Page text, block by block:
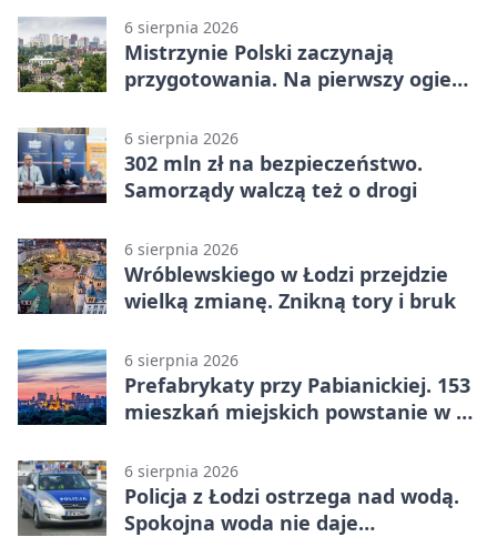
6 sierpnia 2026
Mistrzynie Polski zaczynają
przygotowania. Na pierwszy ogień
6 sierpnia 2026
302 mln zł na bezpieczeństwo.
Samorządy walczą też o drogi
6 sierpnia 2026
Wróblewskiego w Łodzi przejdzie
wielką zmianę. Znikną tory i bruk
6 sierpnia 2026
Prefabrykaty przy Pabianickiej. 153
mieszkań miejskich powstanie w 15
6 sierpnia 2026
Policja z Łodzi ostrzega nad wodą.
Spokojna woda nie daje